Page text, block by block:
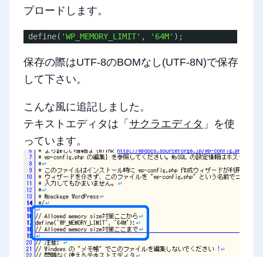
プロードします。
define( 'WP_MEMORY_LIMIT' , '64M' );
保存の際はUTF-8のBOMなし(UTF-8N)で保存
して下さい。
こんな風に追記しました。
テキストエディタは「 サクラエディタ 」を使
っています。